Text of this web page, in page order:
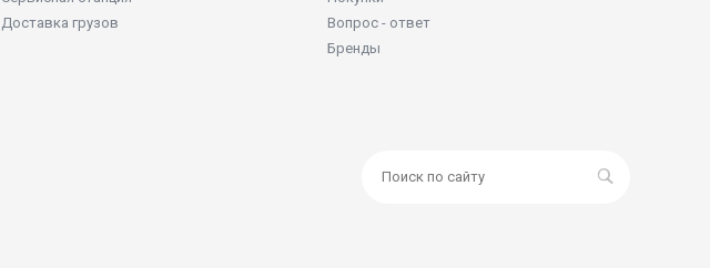
Доставка грузов
Вопрос - ответ
Бренды